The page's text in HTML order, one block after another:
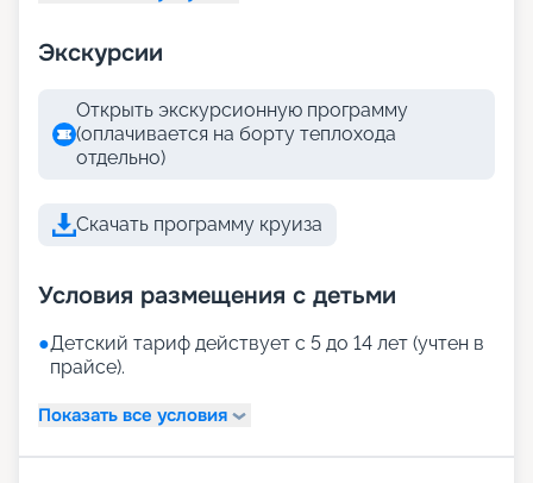
Экскурсии
Открыть экскурсионную программу
(оплачивается на борту теплохода
отдельно)
Скачать программу круиза
Условия размещения с детьми
●Детский тариф действует с 5 до 14 лет (учтен в
прайсе).
Показать все условия